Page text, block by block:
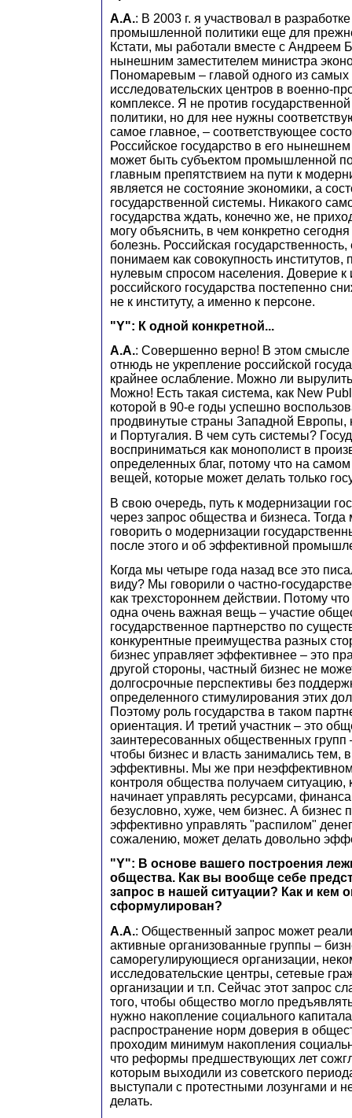
А.А.: В 2003 г. я участвовал в
промышленной политики еще для
Кстати, мы работали вместе с Андреем
нынешним заместителем министра
Пономаревым – главой одного из самых
исследовательских центров в военно-
комплексе. Я не против
политики, но для нее нужны
самое главное, – соответствующее
Российское государство в его
может быть субъектом промышленной
главным препятствием на пути к
является не состояние экономики, а
государственной системы. Никакого
государства ждать, конечно же, не
могу объяснить, в чем конкретно
болезнь. Российская
понимаем как совокупность институтов,
нулевым спросом населения. Доверие к
российского государства постепенно
не к институту, а именно к персоне.
"Y": К одной конкретной...
А.А.: Совершенно верно! В этом
отнюдь не укрепление российской
крайнее ослабление. Можно ли
Можно! Есть такая система, как New
которой в 90-е годы успешно
продвинутые страны Западной
и Португалия. В чем суть системы?
восприниматься как монополист в
определенных благ, потому что на самом
вещей, которые может делать только
В свою очередь, путь к модернизации
через запрос общества и бизнеса.
говорить о модернизации
после этого и об эффективной
Когда мы четыре года назад все это
виду? Мы говорили о частно-
как трехстороннем действии. Потому
одна очень важная вещь – участие
государственное партнерство по
конкурентные преимущества разных
бизнес управляет эффективнее – это
другой стороны, частный бизнес не
долгосрочные перспективы без
определенного стимулирования этих
Поэтому роль государства в таком
ориентация. И третий участник – это
заинтересованных общественных групп
чтобы бизнес и власть занимались тем,
эффективны. Мы же при неэффективном
контроля общества получаем ситуацию,
начинает управлять ресурсами,
безусловно, хуже, чем бизнес. А бизнес
эффективно управлять "распилом"
сожалению, может делать довольно
"Y": В основе вашего построения
общества. Как вы вообще себе
запрос в нашей ситуации? Как и кем
сформулирован?
А.А.: Общественный запрос может
активные организованные группы –
саморегулирующиеся организации,
исследовательские центры, сетевые
организации и т.п. Сейчас этот запрос
того, чтобы общество могло
нужно накопление социального
распространение норм доверия в
проходим минимум накопления
что реформы предшествующих лет
которым выходили из советского
выступали с протестными лозунгами и
делать.